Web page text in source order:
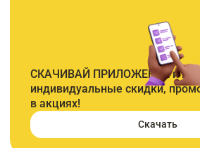
СКАЧИВАЙ ПРИЛОЖЕНИЕ и
индивидуальные скидки,
в акциях!
Скачать